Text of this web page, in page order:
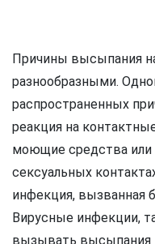
Причины высыпания
разнообразными.
распространенных
реакция на
моющие средства или
сексуальных
инфекция, вызванная
Вирусные инфекции,
вызывать высыпания